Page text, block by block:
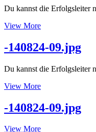
Du kannst die Erfolgsleiter
View More-140824-
-140824-09.jpg
Du kannst die Erfolgsleiter
View More-140824-
-140824-09.jpg
View More-140824-